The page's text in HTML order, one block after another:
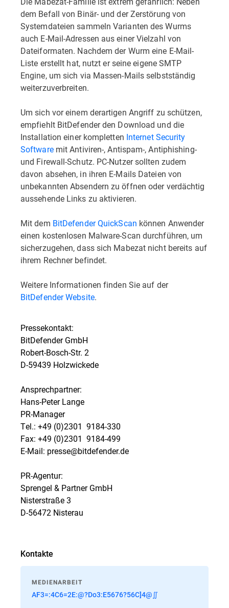
dem Befall von Binär- und der Zerstörung von
Systemdateien sammeln Varianten des Wurms
auch E-Mail-Adressen aus einer Vielzahl von
Dateiformaten. Nachdem der Wurm eine E-Mail-
Liste erstellt hat, nutzt er seine eigene SMTP
Engine, um sich via Massen-Mails selbstständig
weiterzuverbreiten.
Um sich vor einem derartigen Angriff zu schützen,
empfiehlt BitDefender den Download und die
Installation einer kompletten Internet Security
Softwaremit Antiviren-, Antispam-, Antiphishing-
und Firewall-Schutz. PC-Nutzer sollten zudem
davon absehen, in ihren E-Mails Dateien von
unbekannten Absendern zu öffnen oder verdächtig
aussehende Links zu aktivieren.
Mit dem BitDefender QuickScan können Anwender
einen kostenlosen Malware-Scan durchführen, um
sicherzugehen, dass sich Mabezat nicht bereits auf
ihrem Rechner befindet.
Weitere Informationen finden Sie auf der
BitDefender Website.
Pressekontakt:
BitDefender GmbH
Robert-Bosch-Str. 2
D-59439 Holzwickede
Ansprechpartner:
Hans-Peter Lange
PR-Manager
Tel.: +49 (0)2301  9184-330
Fax: +49 (0)2301  9184-499
E-Mail: presse@bitdefender.de
PR-Agentur:
Sprengel & Partner GmbH
Nisterstraße 3
D-56472 Nisterau
Kontakte
MEDIENARBEIT
AF3=:4C6=2E:@?Do3:E5676?56C]4@∬